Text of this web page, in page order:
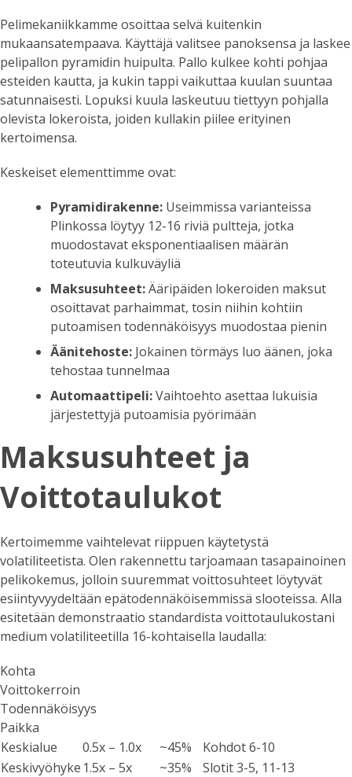
Pelimekaniikkamme osoittaa selvä kuitenkin
mukaansatempaava. Käyttäjä valitsee panoksensa ja laskee
pelipallon pyramidin huipulta. Pallo kulkee kohti pohjaa
esteiden kautta, ja kukin tappi vaikuttaa kuulan suuntaa
satunnaisesti. Lopuksi kuula laskeutuu tiettyyn pohjalla
olevista lokeroista, joiden kullakin piilee erityinen
kertoimensa.
Keskeiset elementtimme ovat:
Pyramidirakenne: Useimmissa varianteissa
Plinkossa löytyy 12-16 riviä pultteja, jotka
muodostavat eksponentiaalisen määrän
toteutuvia kulkuväyliä
Maksusuhteet:Ääripäiden lokeroiden maksut
osoittavat parhaimmat, tosin niihin kohtiin
putoamisen todennäköisyys muodostaa pienin
Äänitehoste: Jokainen törmäys luo äänen, joka
tehostaa tunnelmaa
Automaattipeli:Vaihtoehto asettaa lukuisia
järjestettyjä putoamisia pyörimään
Maksusuhteet ja
Voittotaulukot
Kertoimemme vaihtelevat riippuen käytetystä
volatiliteetista. Olen rakennettu tarjoamaan tasapainoinen
pelikokemus, jolloin suuremmat voittosuhteet löytyvät
esiintyvyydeltään epätodennäköisemmissä slooteissa. Alla
esitetään demonstraatio standardista voittotaulukostani
medium volatiliteetilla 16-kohtaisella laudalla:
Kohta
Voittokerroin
Todennäköisyys
Paikka
Keskialue
0.5x – 1.0x ~45%
Kohdot 6-10
Keskivyöhyke 1.5x – 5x ~35%
Slotit 3-5, 11-13